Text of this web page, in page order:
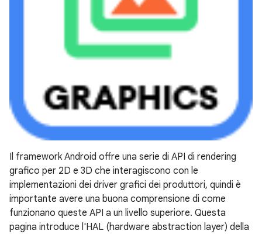
Il framework Android offre una serie di API di rendering
grafico per 2D e 3D che interagiscono con le
implementazioni dei driver grafici dei produttori, quindi è
importante avere una buona comprensione di come
funzionano queste API a un livello superiore. Questa
pagina introduce l'HAL (hardware abstraction layer) della